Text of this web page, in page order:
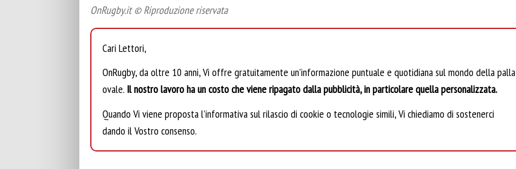
OnRugby.it © Riproduzione riservata
Cari Lettori,
OnRugby, da oltre 10 anni, Vi offre gratuitamente un’informazione puntuale e quotidiana sul mondo della palla
ovale. Il nostro lavoro ha un costo che viene ripagato dalla pubblicità, in particolare quella personalizzata.
Quando Vi viene proposta l’informativa sul rilascio di cookie o tecnologie simili, Vi chiediamo di sostenerci
dando il Vostro consenso.